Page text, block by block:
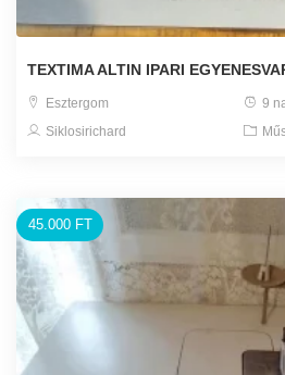
TEXTIMA ALTIN IPARI
Esztergom
9
Siklosirichard
45.000 FT